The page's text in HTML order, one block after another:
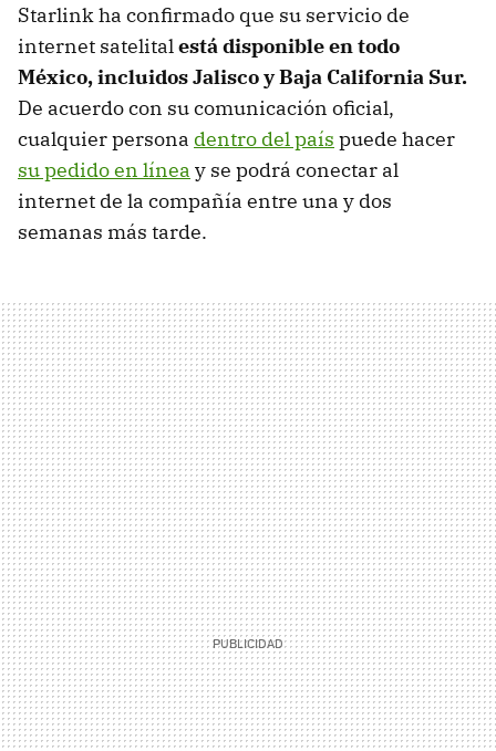
Starlink ha confirmado que su servicio de
internet satelitalestá disponible en todo
México, incluidos Jalisco y Baja California Sur.
De acuerdo con su comunicación oficial,
cualquier persona dentro del país puede hacer
su pedido en línea y se podrá conectar al
internet de la compañía entre una y dos
semanas más tarde.